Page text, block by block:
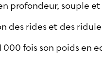
profondeur, souple et
des rides et des
fois son poids en